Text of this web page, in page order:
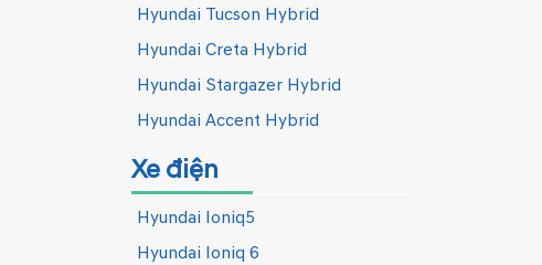
Hyundai Tucson Hybrid
Hyundai Creta Hybrid
Hyundai Stargazer Hybrid
Hyundai Accent Hybrid
Xe điện
Hyundai Ioniq5
Hyundai Ioniq 6